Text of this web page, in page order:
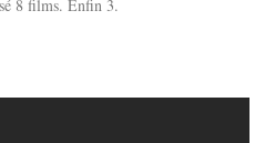
8 films. Enfin 3.